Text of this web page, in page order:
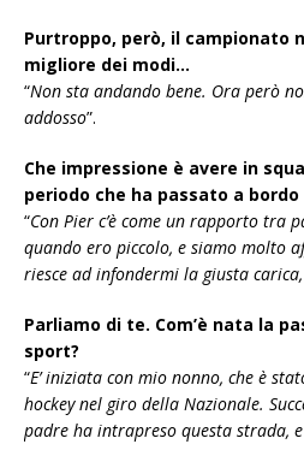
Purtroppo, però, il campionato
migliore dei modi…
“Non sta andando bene. Ora però
addosso”.
Che impressione è avere in
periodo che ha passato a bordo
“Con Pier c’è come un rapporto tra
quando ero piccolo, e siamo molto
riesce ad infondermi la giusta
Parliamo di te. Com’è nata la
sport?
“E’ iniziata con mio nonno, che è
hockey nel giro della Nazionale.
padre ha intrapreso questa strada,